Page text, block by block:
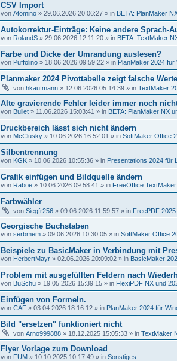
CSV Import
von Atomino » 29.06.2026 20:06:27 » in BETA: PlanMaker
Autokorrektur-Einträge: Keine andere Sprach-
von RolandS » 29.06.2026 12:11:20 » in BETA: TextMaker
Farbe und Dicke der Umrandung auslesen?
von Puffolino » 18.06.2026 09:59:22 » in PlanMaker 2024 für
Planmaker 2024 Pivottabelle zeigt falsche
von hkaufmann » 12.06.2026 05:14:39 » in TextMaker
Alte gravierende Fehler leider immer noch
von Bullet » 11.06.2026 15:03:41 » in BETA: PlanMaker NX
Druckbereich lässt sich nicht ändern
von McClusky » 10.06.2026 16:52:01 » in SoftMaker Office
Silbentrennung
von KGK » 10.06.2026 10:55:36 » in Presentations 2024 für
Grafik einfügen und Bildquelle ändern
von Raboe » 10.06.2026 09:58:41 » in FreeOffice
Farbwähler
von Siegfr256 » 09.06.2026 11:59:57 » in FreePDF
Georgische Buchstaben
von serbmem » 09.06.2026 10:30:05 » in SoftMaker Office
Beispiele zu BasicMaker in Verbindung mit
von HerbertMayr » 02.06.2026 20:09:02 » in BasicMaker
Problem mit ausgefüllten Feldern nach
von BuSchu » 19.05.2026 15:39:15 » in FlexiPDF NX und
Einfügen von Formeln.
von CAF » 03.04.2026 18:16:12 » in PlanMaker 2024 für
Bild "ersetzen" funktioniert nicht
von Arno999888 » 18.12.2025 15:05:33 » in TextMaker
Flyer Vorlage zum Download
von FUM » 10.10.2025 10:17:49 » in Sonstiges